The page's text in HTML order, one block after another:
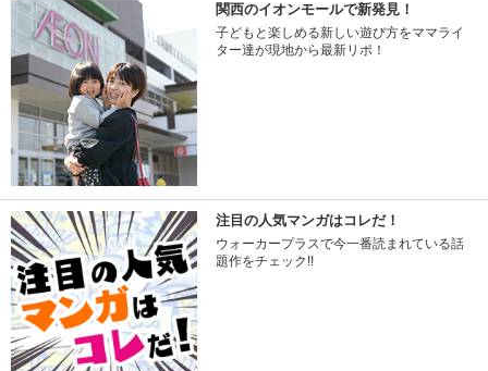
関西のイオンモールで新発見！
子どもと楽しめる新しい遊び方をママライ
ター達が現地から最新リポ！
注目の人気マンガはコレだ！
ウォーカープラスで今一番読まれている話
題作をチェック!!